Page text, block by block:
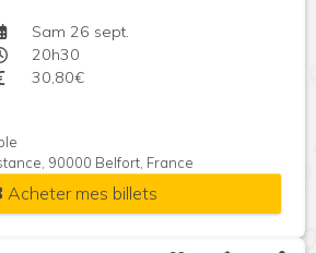
Sam 26 sept.
20h30
30,80€
90000 Belfort, France
Acheter mes billets